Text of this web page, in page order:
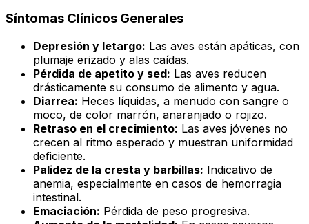
Síntomas Clínicos Generales
Depresión y letargo: Las aves están apáticas, con
plumaje erizado y alas caídas.
Pérdida de apetito y sed: Las aves reducen
drásticamente su consumo de alimento y agua.
Diarrea: Heces líquidas, a menudo con sangre o
moco, de color marrón, anaranjado o rojizo.
Retraso en el crecimiento: Las aves jóvenes no
crecen al ritmo esperado y muestran uniformidad
deficiente.
Palidez de la cresta y barbillas: Indicativo de
anemia, especialmente en casos de hemorragia
intestinal.
Emaciación: Pérdida de peso progresiva.